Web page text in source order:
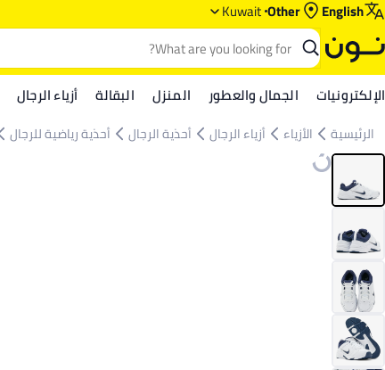
English
Other
Kuwait
الإلكترونيات الجمال والعطور المنزل البقالة أزياء الرجال
الرئيسية الأزياء أزياء الرجال أحذية الرجال أحذية رياضية للرجال